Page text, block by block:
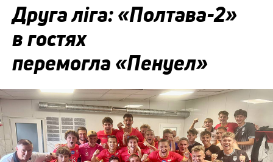
Друга ліга: «Полтава-2»
в гостях
перемогла «Пенуел»